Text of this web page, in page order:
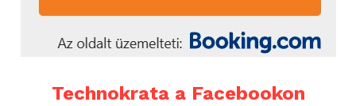
Technokrata a Facebookon